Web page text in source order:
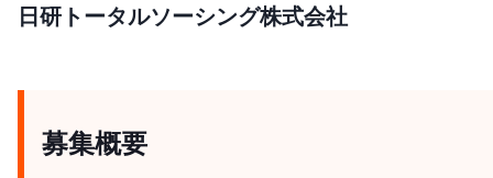
日研トータルソーシング株式会社
募集概要